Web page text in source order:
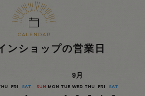
ンショップの営業日
FRI SAT
9月
SUN MON TUE WED THU FRI SAT